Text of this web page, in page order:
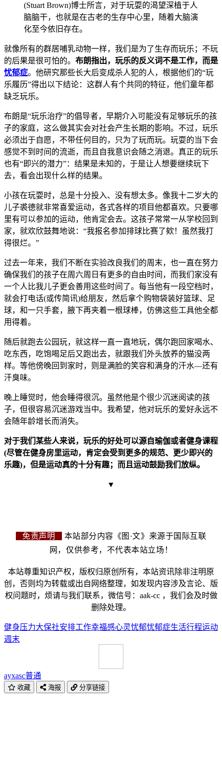
(Stuart Brown)博士所言，对于玩耍的渴望深植于人
脑脑干，也就是在古老的生存中心里，随着大脑演
化至今依旧存在。
就像所有的群居哺乳动物一样，我们是为了生存而玩乐；不玩
的后果是很可怕的。 布朗指出，玩乐的反义词不是工作，而是
忧郁症。他研究那些长大后变成杀人犯的人，根据他们的“玩
乐履历”得出以下结论：这群人有个共同的特征，他们童年都
缺乏玩乐。
布朗是“玩乐治疗”的倡导者，早期介入可能没有足够玩乐的孩
子的家庭，这么做其实会对社会产生长期的影响。不过，玩乐
必须出于自愿，不带任何目的，只为了玩而玩。玩耍的当下会
感觉不到时间的流逝，而且自我意识会随之消退。真正的玩乐
也有“即兴的潜力”：结果是未知的，于是让人想要继续玩下
去，看会出现什么样的结果。
小孩在玩耍时，总是十分投入、没有想太多。像我十二岁大的
儿子裘德就非常喜爱运动，各式各样的项目他都喜欢。只要哪
里有可以参加的运动，他肯定会去。这孩子常常一从学校回到
家，就欢欣鼓舞地说：“我报名参加排球比赛了欸！虽然我打
得很烂。”
过去一年来，我们不断在实验改良我们的周末，也一直在努力
确保我们的孩子在周六周日有更多的自由时间，而我们家没有
一个人比我儿子更会善用这些时间了。每当他有一段空档时，
就会打电话(或传简讯)给朋友，然后拿个购物袋装好篮球、足
球，和一只手套，腋下再夹着一根球棒，仿佛这些工具他全都
用得着。
随后就跑去公园玩，就这样一直一直地玩，偶尔跑回家喝水、
吃东西，吃饱喝足后又跑出去，就跟我们外头放养的猫没两
样。等他傍晚回到家时，则是满脸的笑容和满身的汗水—还有
汗臭味。
晚上睡觉时，他会睡得很沉。虽然他是个很少沉迷阅读的孩
子，但很容易沉迷游戏当中。我希望，他对玩乐的爱好永远不
会随年龄增长而消失。
对于我们某些人来说，玩乐的好处可以源自瑜伽或者健身课程
(尽管在健身房里运动，肯定会受到更多的规范、更少即兴的
乐趣)，但是运动真的十分有趣；而且运动鼓励我们放纵。
▼
免责声明
本站部分内容《图·文》来源于国际互联
网，仅供参考，不代表本站立场！
本站尊重知识产权，版权归原创所有，本站资讯除非注明原
创，否则均为转载或出自网络整理，如发现内容涉及言论、版
权问题时，烦请与我们联系，微信号：aak-cc ，我们会及时做
删除处理。
健身压力大保社安排工作幸福感心灵忧郁忧郁症生活行程运动
週末
ayxasc普通
收藏 海报 分享链接